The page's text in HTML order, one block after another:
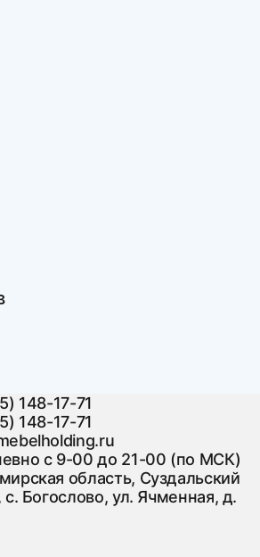
148-17-71
148-17-71
с 9-00 до 21-00 (по МСК)
область, Суздальский
с. Богослово, ул. Ячменная, д.